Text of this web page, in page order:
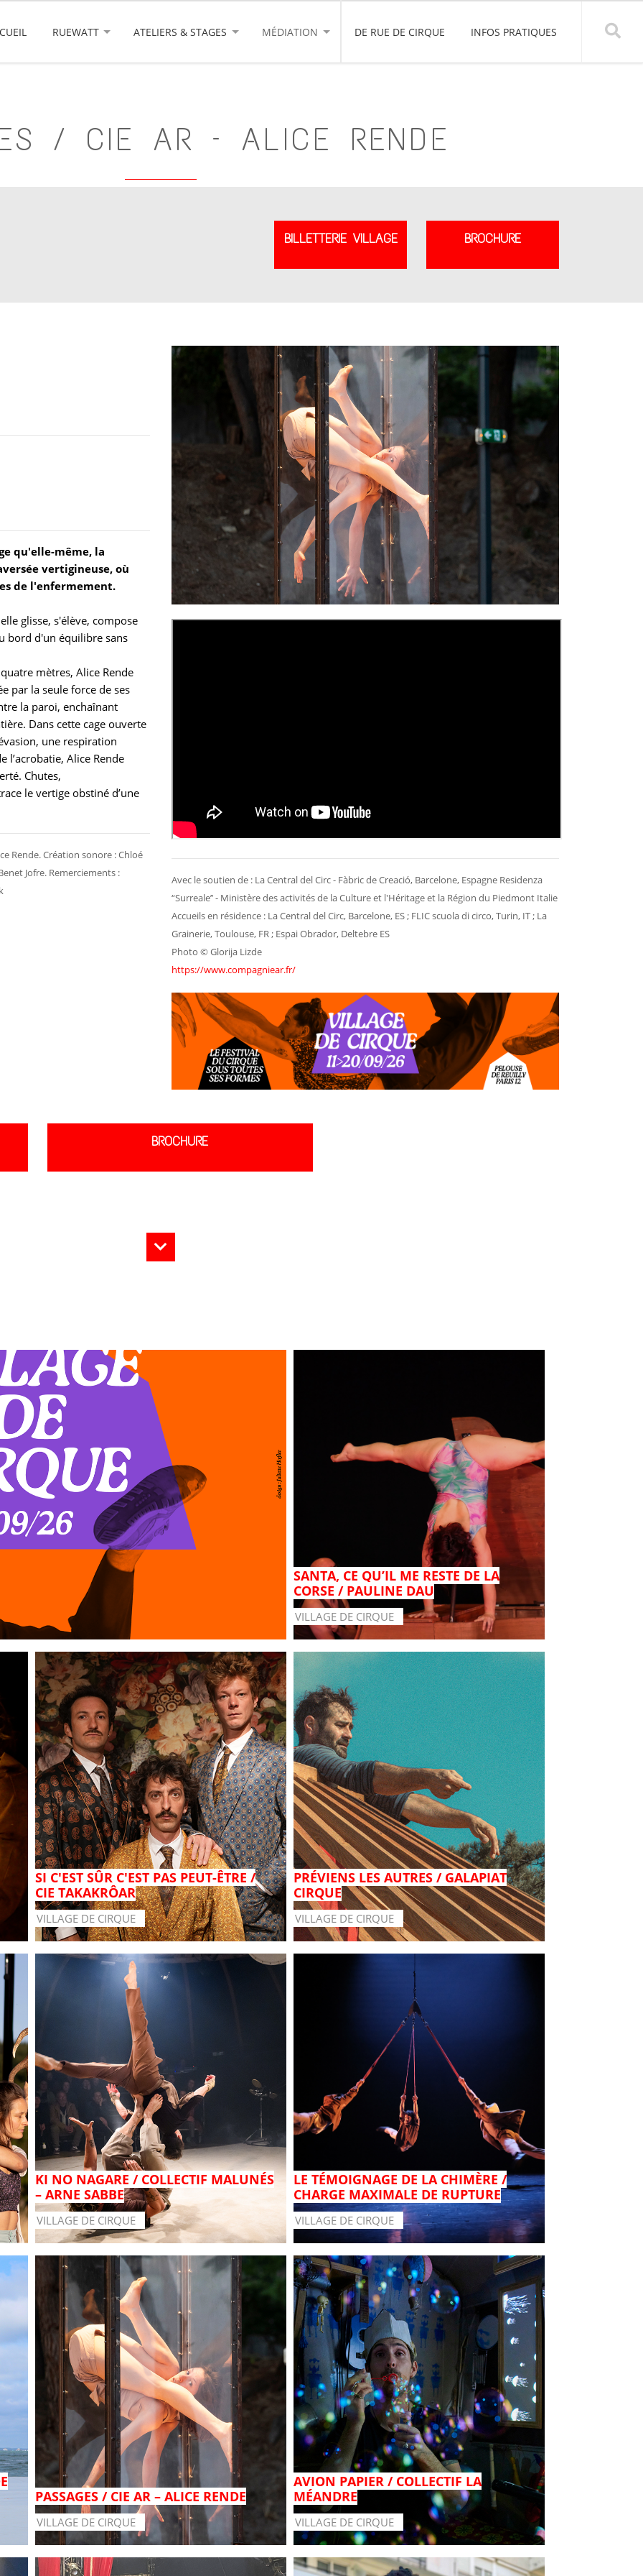
RUEWATT ATELIERS & STAGES MÉDIATION DE RUE DE CIRQUE INFOS PRATIQUES
/ CIE AR – ALICE RENDE
BILLETTERIE VILLAGE BROCHURE
qu'elle-même, la
vertigineuse, où
de l'enfermement.
glisse, s'élève, compose
bord d'un équilibre sans
mètres, Alice Rende
par la seule force de ses
la paroi, enchaînant
Dans cette cage ouverte
une respiration
l’acrobatie, Alice Rende
Chutes,
le vertige obstiné d’une
Rende. Création sonore : Chloé
Jofre. Remerciements :
Avec le soutien de : La Central del Circ - Fàbric de Creació, Barcelone, Espagne Residenza
“Surreale’’ - Ministère des activités de la Culture et l'Héritage et la Région du Piedmont Italie
Accueils en résidence : La Central del Circ, Barcelone, ES ; FLIC scuola di circo, Turin, IT ; La
Grainerie, Toulouse, FR ; Espai Obrador, Deltebre ES
Photo © Glorija Lizde
https://www.compagniear.fr/
BROCHURE
SANTA, CE QU’IL ME RESTE DE LA
CORSE / PAULINE DAU
VILLAGE DE CIRQUE
SI C'EST SÛR C'EST PAS PEUT-ÊTRE /
CIE TAKAKRÔAR
VILLAGE DE CIRQUE
PRÉVIENS LES AUTRES / GALAPIAT
CIRQUE
VILLAGE DE CIRQUE
KI NO NAGARE / COLLECTIF MALUNÉS
– ARNE SABBE
VILLAGE DE CIRQUE
LE TÉMOIGNAGE DE LA CHIMÈRE /
CHARGE MAXIMALE DE RUPTURE
VILLAGE DE CIRQUE
PASSAGES / CIE AR – ALICE RENDE
VILLAGE DE CIRQUE
AVION PAPIER / COLLECTIF LA
MÉANDRE
VILLAGE DE CIRQUE